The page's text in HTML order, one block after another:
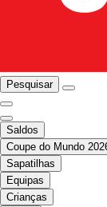
Pesquisar
Saldos
Coupe do Mundo
Sapatilhas
Equipas
Crianças